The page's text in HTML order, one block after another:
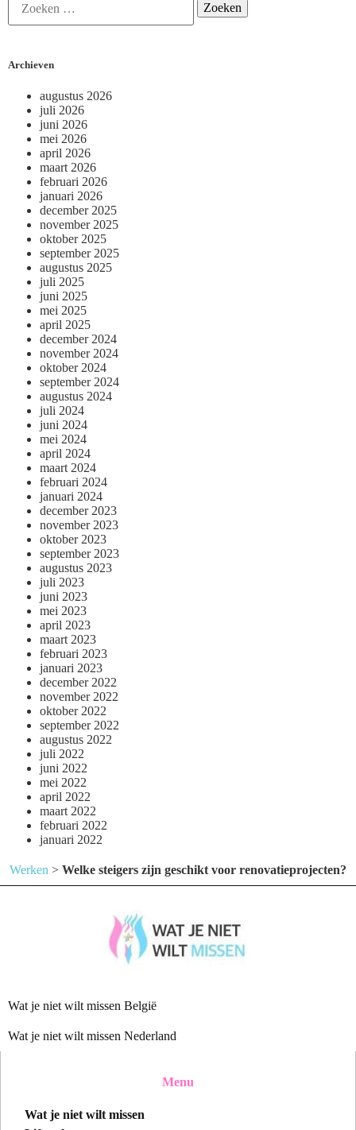
Archieven
augustus 2026
juli 2026
juni 2026
mei 2026
april 2026
maart 2026
februari 2026
januari 2026
december 2025
november 2025
oktober 2025
september 2025
augustus 2025
juli 2025
juni 2025
mei 2025
april 2025
december 2024
november 2024
oktober 2024
september 2024
augustus 2024
juli 2024
juni 2024
mei 2024
april 2024
maart 2024
februari 2024
januari 2024
december 2023
november 2023
oktober 2023
september 2023
augustus 2023
juli 2023
juni 2023
mei 2023
april 2023
maart 2023
februari 2023
januari 2023
december 2022
november 2022
oktober 2022
september 2022
augustus 2022
juli 2022
juni 2022
mei 2022
april 2022
maart 2022
februari 2022
januari 2022
Werken > Welke steigers zijn geschikt voor renovatieprojecten?
Wat je niet wilt missen België
Wat je niet wilt missen Nederland
Menu
Wat je niet wilt missen